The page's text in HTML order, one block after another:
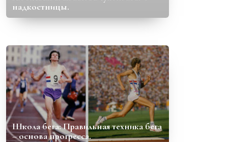
надкостницы.
Школа бега: Правильная техника бега
– основа прогресса.